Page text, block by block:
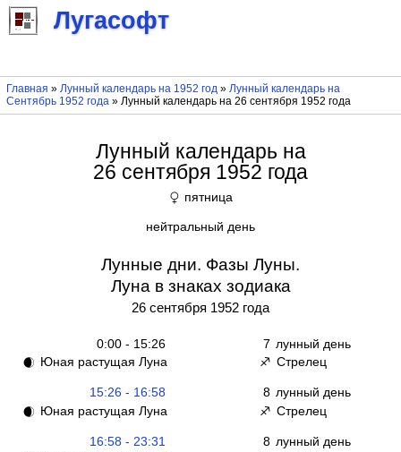
Лугасофт
Главная » Лунный календарь на 1952 год» Лунный календарь на
Сентябрь 1952 года» Лунный календарь на 26 сентября 1952 года
Лунный календарь на
26 сентября 1952 года
♀ пятница
нейтральный день
Лунные дни. Фазы Луны.
Луна в знаках зодиака
26 сентября 1952 года
0:00 - 15:26 7 лунный день
🌒 Юная растущая Луна ♐ Стрелец
15:26 - 16:58 8 лунный день
🌒 Юная растущая Луна ♐ Стрелец
16:58 - 23:31 8 лунный день